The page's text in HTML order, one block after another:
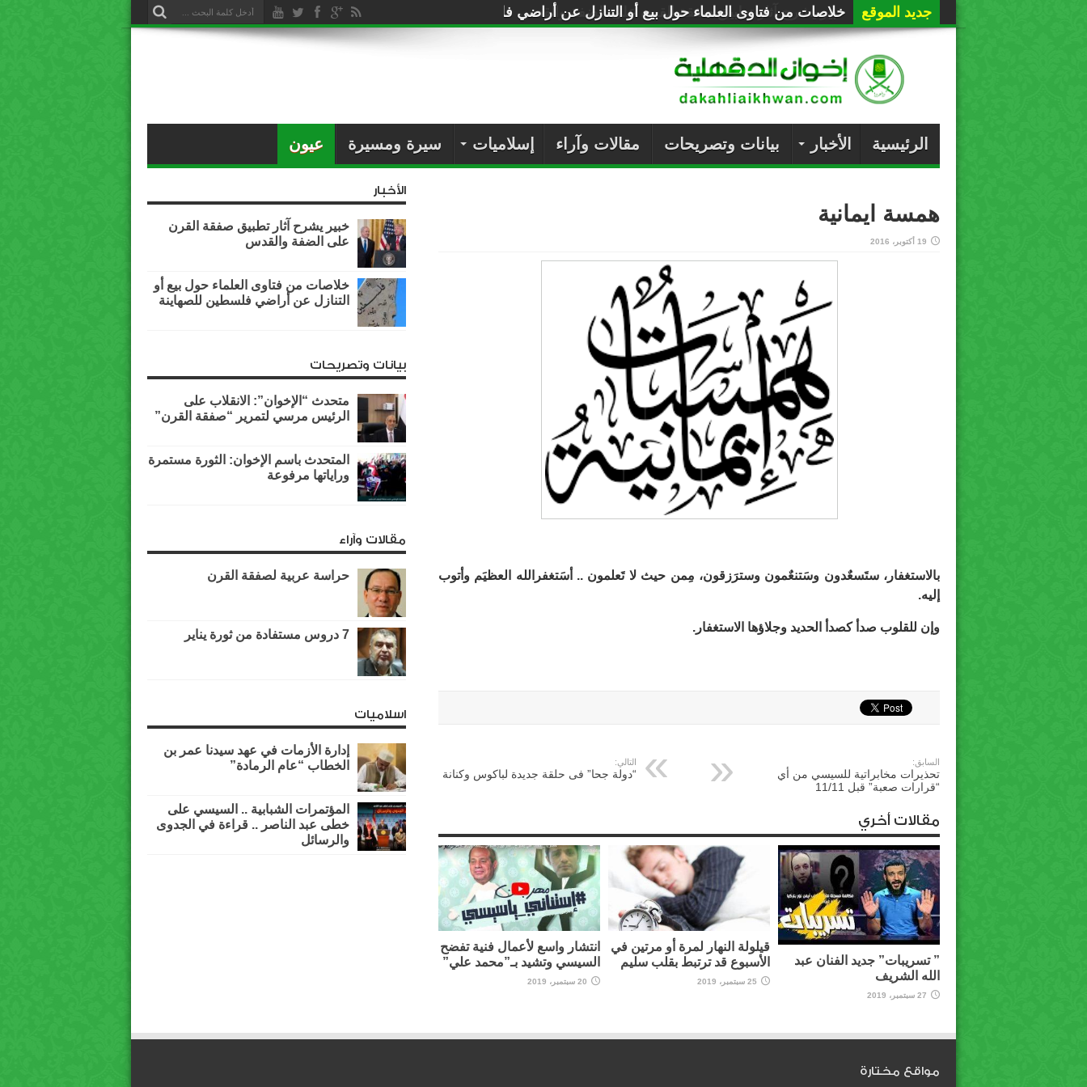
جديد الموقع خلاصات من فتاوى العلماء حول بيع أو التنازل عن أراضي فلسطين للصهاينة
الرئيسية الأخبار بيانات وتصريحات مقالات وآراء إسلاميات سيرة ومسيرة عيون
همسة ايمانية
19 أكتوبر، 2016
بالاستغفار، ستَسعٌدون وسَتنعٌمون وسترَزقون، مِمن حيث لا تَعلمون .. أسَتغفرالله العظيَم وأتوب
إليه.
وإن للقلوب صدأ كصدأ الحديد وجلاؤها الاستغفار.
السابق:
تحذيرات مخابراتية للسيسي من أي
“قرارات صعبة” قبل 11/11
التالي:
“دولة جحا” فى حلقة جديدة لباكوس وكنانة
مقالات أخري
” تسريبات” جديد الفنان عبد
الله الشريف
27 سبتمبر، 2019
قيلولة النهار لمرة أو مرتين في
الأسبوع قد ترتبط بقلب سليم
25 سبتمبر، 2019
انتشار واسع لأعمال فنية تفضح
السيسي وتشيد بـ”محمد علي”
20 سبتمبر، 2019
الأخبار
خبير يشرح آثار تطبيق صفقة القرن
على الضفة والقدس
خلاصات من فتاوى العلماء حول بيع أو
التنازل عن أراضي فلسطين للصهاينة
بيانات وتصريحات
متحدث “الإخوان”: الانقلاب على
الرئيس مرسي لتمرير “صفقة القرن”
المتحدث باسم الإخوان: الثورة مستمرة
وراياتها مرفوعة
مقالات وآراء
حراسة عربية لصفقة القرن
7 دروس مستفادة من ثورة يناير
اسلاميات
إدارة الأزمات في عهد سيدنا عمر بن
الخطاب “عام الرمادة”
المؤتمرات الشبابية .. السيسي على
خطى عبد الناصر .. قراءة في الجدوى
والرسائل
مواقع مختارة